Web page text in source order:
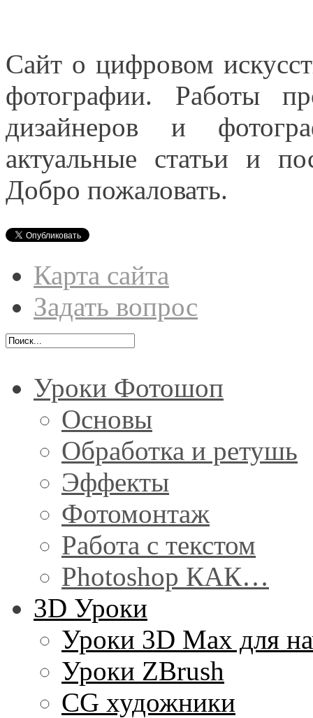
Сайт о цифровом
фотографии. Работы
дизайнеров и
актуальные статьи и
Добро пожаловать.
Карта сайта
Задать вопрос
Уроки Фотошоп
Основы
Обработка и ретушь
Эффекты
Фотомонтаж
Работа с текстом
Photoshop КАК…
3D Уроки
Уроки 3D Max для
Уроки ZBrush
CG художники